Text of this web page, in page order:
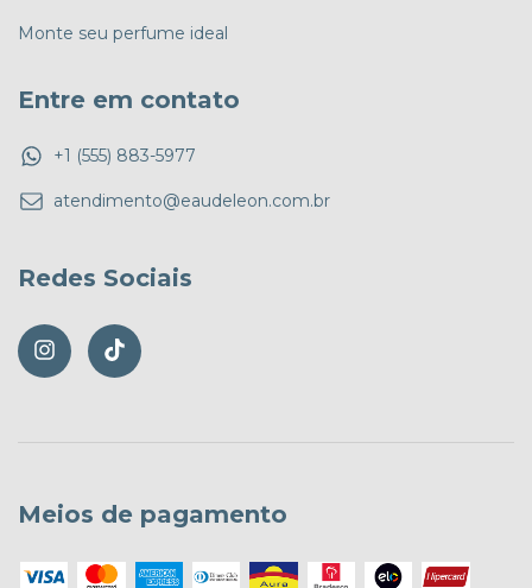
Monte seu perfume ideal
Entre em contato
+1 (555) 883-5977
atendimento@eaudeleon.com.br
Redes Sociais
Meios de pagamento